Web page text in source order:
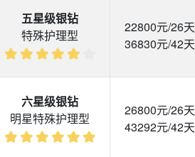
五星级银钻
特殊护理型
22800元/26天
36830元/42天
六星级银钻
明星特殊护理型
26800元/26天
43292元/42天